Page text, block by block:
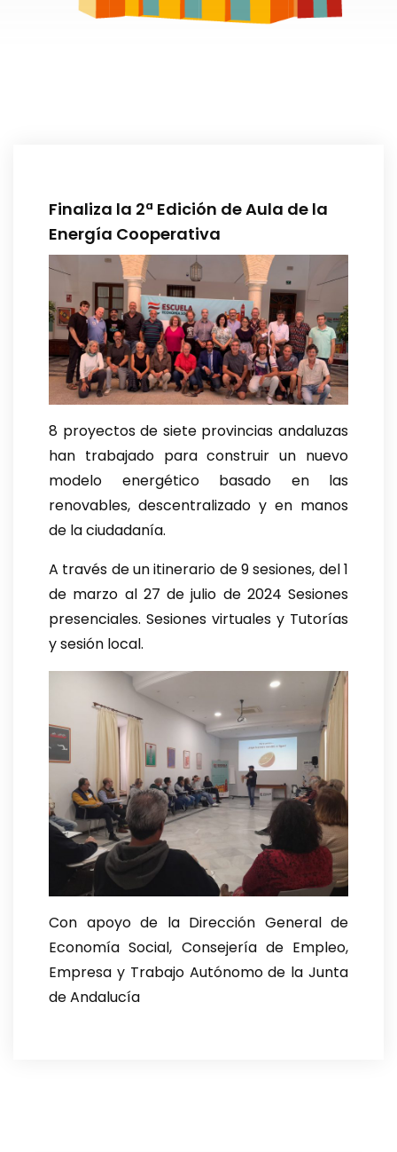
Finaliza la 2ª Edición de Aula de la
Energía Cooperativa
8 proyectos de siete provincias andaluzas
han trabajado para construir un nuevo
modelo energético basado en las
renovables, descentralizado y en manos
de la ciudadanía.
A través de un itinerario de 9 sesiones, del 1
de marzo al 27 de julio de 2024 Sesiones
presenciales. Sesiones virtuales y Tutorías
y sesión local.
Con apoyo de la Dirección General de
Economía Social, Consejería de Empleo,
Empresa y Trabajo Autónomo de la Junta
de Andalucía